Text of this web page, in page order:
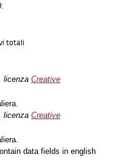
totali
, licenza Creative
, licenza Creative
data fields in english